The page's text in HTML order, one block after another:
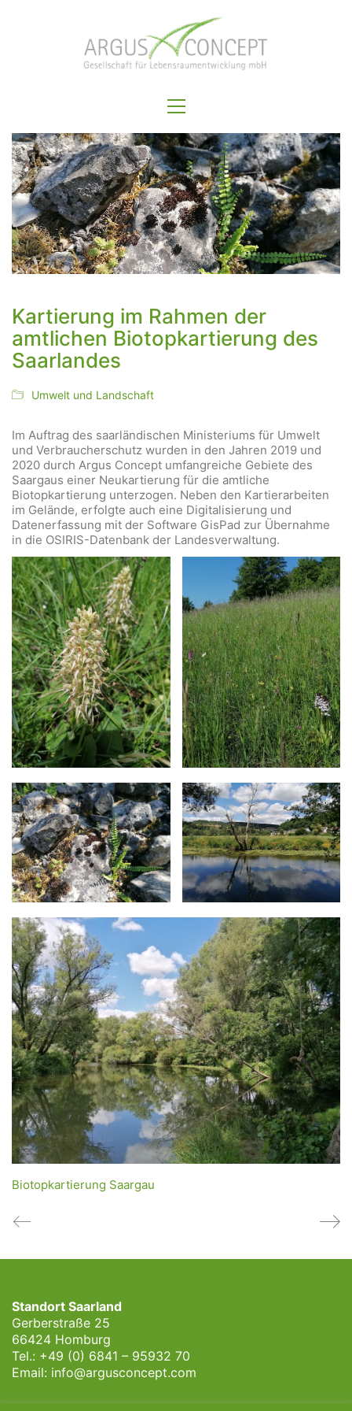
Kartierung im Rahmen der
amtlichen Biotopkartierung des
Saarlandes
Umwelt und Landschaft
Im Auftrag des saarländischen Ministeriums für Umwelt
und Verbraucherschutz wurden in den Jahren 2019 und
2020 durch Argus Concept umfangreiche Gebiete des
Saargaus einer Neukartierung für die amtliche
Biotopkartierung unterzogen. Neben den Kartierarbeiten
im Gelände, erfolgte auch eine Digitalisierung und
Datenerfassung mit der Software GisPad zur Übernahme
in die OSIRIS-Datenbank der Landesverwaltung.
Biotopkartierung Saargau
Standort Saarland
Gerberstraße 25
66424 Homburg
Tel.: +49 (0) 6841 – 95932 70
Email: info@argusconcept.com